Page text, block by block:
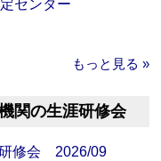
センター
もっと見る »
関の生涯研修会
修会 2026/09